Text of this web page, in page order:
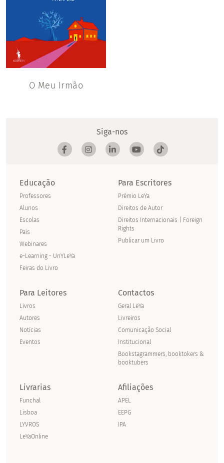
O Meu Irmão
Siga-nos
Educação
Professores
Alunos
Escolas
Pais
Webinares
e-Learning - UnYLeYa
Feiras do Livro
Para Escritores
Prémio LeYa
Direitos de Autor
Direitos Internacionais | Foreign
Rights
Publicar um Livro
Para Leitores
Livros
Autores
Notícias
Eventos
Contactos
Geral LeYa
Livreiros
Comunicação Social
Institucional
Bookstagrammers, booktokers &
booktubers
Livrarias
Funchal
Lisboa
LYVROS
LeYaOnline
Afiliações
APEL
EEPG
IPA